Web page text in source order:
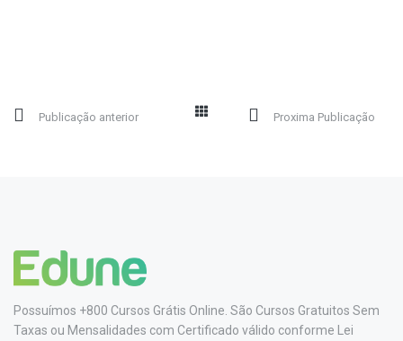
Publicação anterior Proxima Publicação
Possuímos +800 Cursos Grátis Online. São Cursos Gratuitos Sem
Taxas ou Mensalidades com Certificado válido conforme Lei